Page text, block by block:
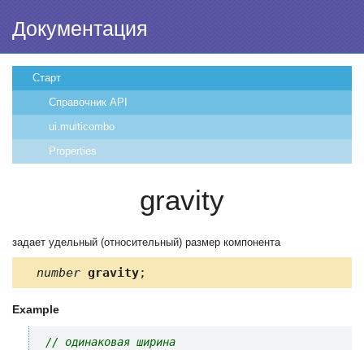
Документация
Старт
Справочник API
ui.multicombo
Properties
gravity
задает удельный (относительный) размер компонента
number gravity;
Example
// одинаковая ширина